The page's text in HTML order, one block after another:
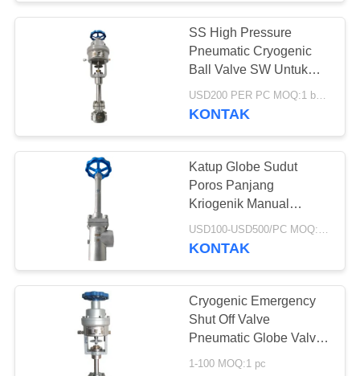
Soket Kriogenik
Weld Globe Valve
Katup Globe
Bergelang Kriogenik
18
SS High Pressure
Pneumatic Cryogenic
Ball Valve SW Untuk
Gas Industri Cair
KONTAK
Katup Globe Sudut
Poros Panjang
Kriogenik Manual
Stainless Steel DN40-
ARMAN
USD100-USD500/PC MOQ:1 pc
KONTAK
Cryogenic Emergency
Shut Off Valve
Pneumatic Globe Valve
SW Connection Untuk
1-100 MOQ:1 pc